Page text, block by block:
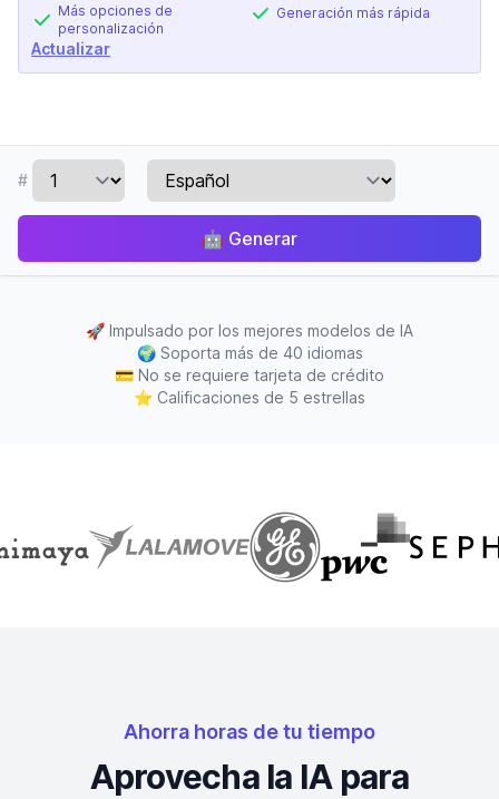
Más opciones de
personalización
Generación más rápida
Actualizar
#
🤖 Generar
🚀 Impulsado por los mejores modelos de IA
🌍 Soporta más de 40 idiomas
💳 No se requiere tarjeta de crédito
⭐ Calificaciones de 5 estrellas
Ahorra horas de tu tiempo
Aprovecha la IA para